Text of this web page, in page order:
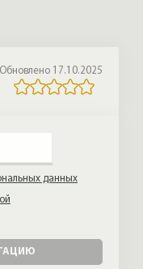
Обновлено 17.10.2025
данных